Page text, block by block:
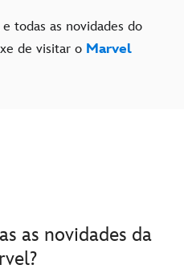
todas as novidades do
de visitar o Marvel
as novidades da